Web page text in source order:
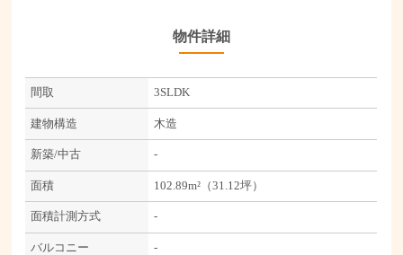
物件詳細
間取 3SLDK
建物構造 木造
新築/中古 -
面積 102.89m²（31.12坪）
面積計測方式 -
バルコニー -